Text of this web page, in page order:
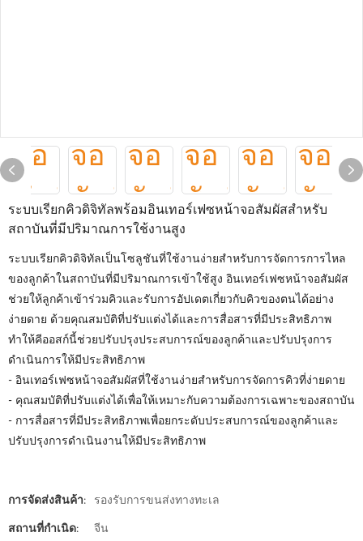
ระบบเรียกคิวดิจิทัลพร้อมอินเทอร์เฟซหน้าจอสัมผัสสำหรับ
สถาบันที่มีปริมาณการใช้งานสูง
ระบบเรียกคิวดิจิทัลเป็นโซลูชันที่ใช้งานง่ายสำหรับการจัดการการไหล
ของลูกค้าในสถาบันที่มีปริมาณการเข้าใช้สูง อินเทอร์เฟซหน้าจอสัมผัส
ช่วยให้ลูกค้าเข้าร่วมคิวและรับการอัปเดตเกี่ยวกับคิวของตนได้อย่าง
ง่ายดาย ด้วยคุณสมบัติที่ปรับแต่งได้และการสื่อสารที่มีประสิทธิภาพ
ทำให้คีออสก์นี้ช่วยปรับปรุงประสบการณ์ของลูกค้าและปรับปรุงการ
ดำเนินการให้มีประสิทธิภาพ
- อินเทอร์เฟซหน้าจอสัมผัสที่ใช้งานง่ายสำหรับการจัดการคิวที่ง่ายดาย
- คุณสมบัติที่ปรับแต่งได้เพื่อให้เหมาะกับความต้องการเฉพาะของสถาบัน
- การสื่อสารที่มีประสิทธิภาพเพื่อยกระดับประสบการณ์ของลูกค้าและ
ปรับปรุงการดำเนินงานให้มีประสิทธิภาพ
การจัดส่งสินค้า:
รองรับการขนส่งทางทะเล
สถานที่กำเนิด:
จีน